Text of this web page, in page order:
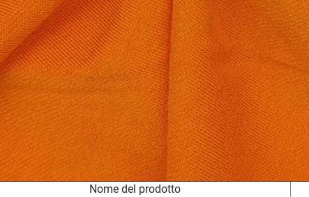
Nome del prodotto